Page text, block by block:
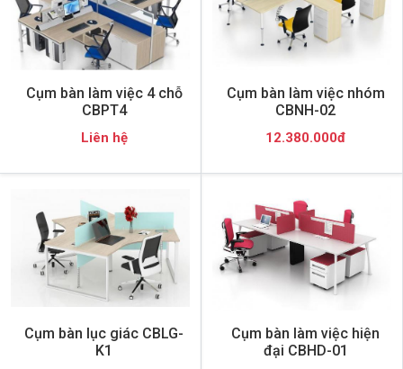
Cụm bàn làm việc 4 chỗ
CBPT4
Liên hệ
Cụm bàn làm việc nhóm
CBNH-02
12.380.000đ
Cụm bàn lục giác CBLG-
K1
Cụm bàn làm việc hiện
đại CBHD-01